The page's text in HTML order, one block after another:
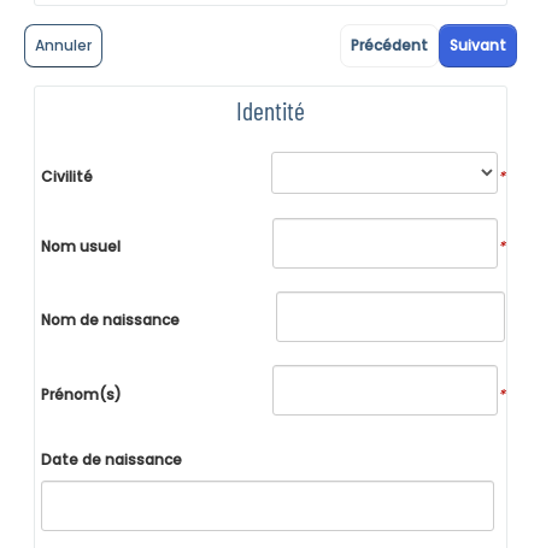
Annuler Suivant
Précédent
Identité
Civilité *
Nom usuel *
Nom de naissance
Prénom(s) *
Date de naissance